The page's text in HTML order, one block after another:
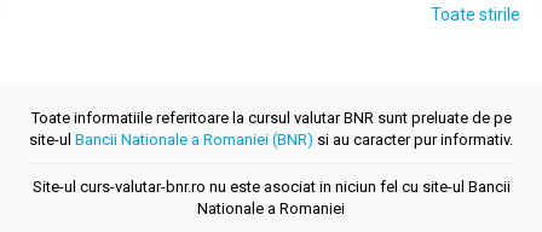
Toate stirile
Toate informatiile referitoare la cursul valutar BNR sunt preluate de pe
site-ul Bancii Nationale a Romaniei (BNR) si au caracter pur informativ.
Site-ul curs-valutar-bnr.ro nu este asociat in niciun fel cu site-ul Bancii
Nationale a Romaniei